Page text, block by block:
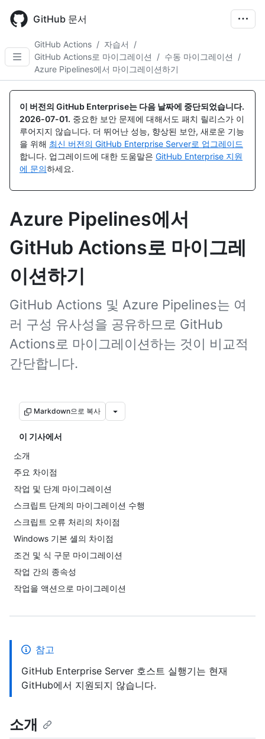
main
GitHub 문서
GitHub Actions / 자습서
/
GitHub Actions로 마이그레이션
/ 수동 마이그레이션
/
Azure Pipelines에서 마이그레이션하기
이 버전의 GitHub Enterprise는 다음 날짜에 중단되었습니다.
2026-07-01. 중요한 보안 문제에 대해서도 패치 릴리스가 이
루어지지 않습니다. 더 뛰어난 성능, 향상된 보안, 새로운 기능
을 위해 최신 버전의 GitHub Enterprise Server로 업그레이드
합니다. 업그레이드에 대한 도움말은 GitHub Enterprise 지원
에 문의하세요.
Azure Pipelines에서
GitHub Actions로 마이그레
이션하기
GitHub Actions 및 Azure Pipelines는 여
러 구성 유사성을 공유하므로 GitHub
Actions로 마이그레이션하는 것이 비교적
간단합니다.
Markdown으로 복사
이 기사에서
소개
주요 차이점
작업 및 단계 마이그레이션
스크립트 단계의 마이그레이션 수행
스크립트 오류 처리의 차이점
Windows 기본 셸의 차이점
조건 및 식 구문 마이그레이션
작업 간의 종속성
작업을 액션으로 마이그레이션
참고
GitHub Enterprise Server 호스트 실행기는 현재
GitHub에서 지원되지 않습니다.
소개